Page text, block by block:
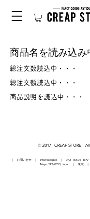
商品名を読み込み
総注文数読込中・・・
総注文額読込中・・・
商品説明を読込中・・・
© 2017 CREAP STORE All
｜ お問い合せ ｜ info@creap.co｜ 042（659）1870 ｜
Tokyo, 192-0153, Japan ｜ 東京